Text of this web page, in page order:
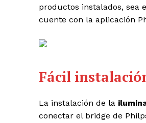
productos instalados, sea
cuente con la aplicación
Fácil
La instalación de la
conectar el bridge de